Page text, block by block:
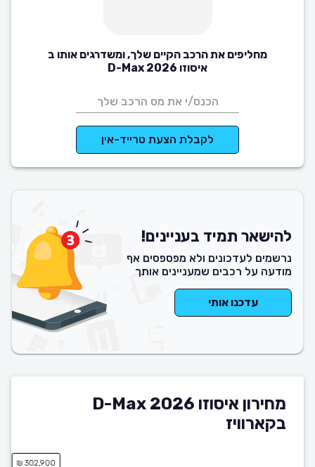
מחליפים את הרכב הקיים שלך, ומשדרגים אותו ב
איסוזו D-Max 2026
לקבלת הצעת טרייד-אין
להישאר תמיד בעניינים!
נרשמים לעדכונים ולא מפספסים אף
מודעה על רכבים שמעניינים אותך
עדכנו אותי
מחירון איסוזו D-Max 2026
בקארוויז
302,900 ₪